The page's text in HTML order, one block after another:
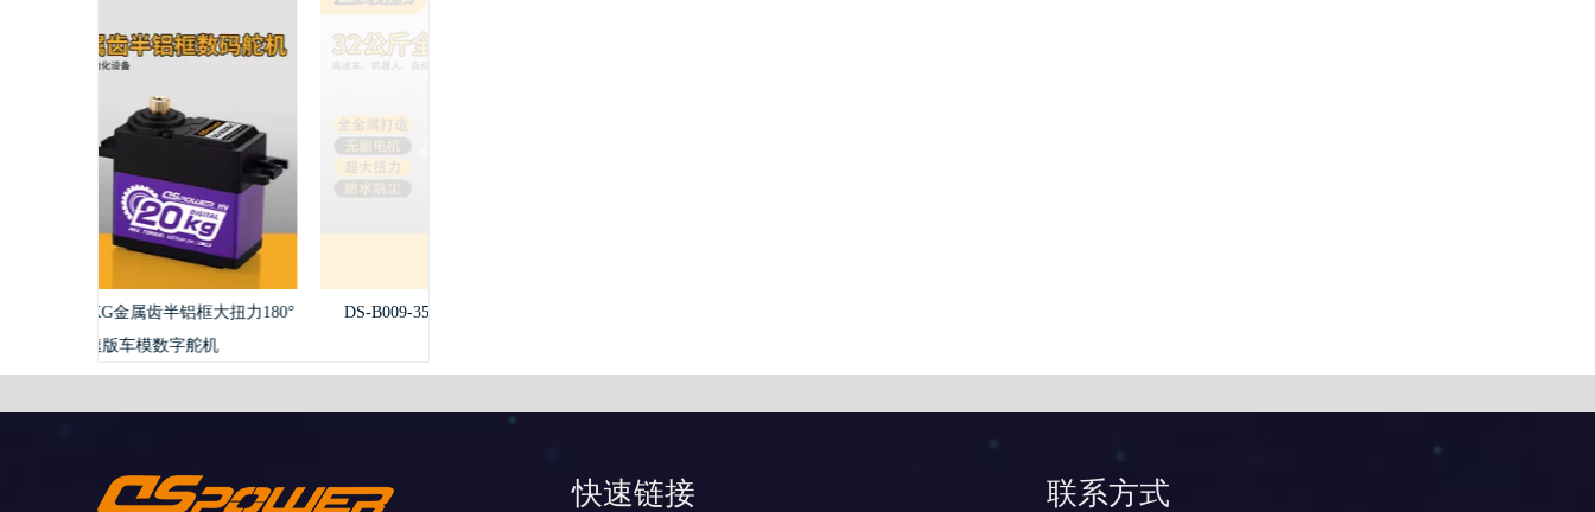
DS-B009-35KG数字全金属无刷舵机
快速链接 联系方式